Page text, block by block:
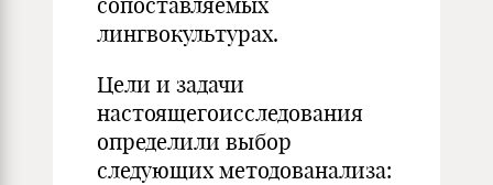
лингвокультурах.
Цели и задачи
настоящегоисследования
определили выбор
следующих методованализа: